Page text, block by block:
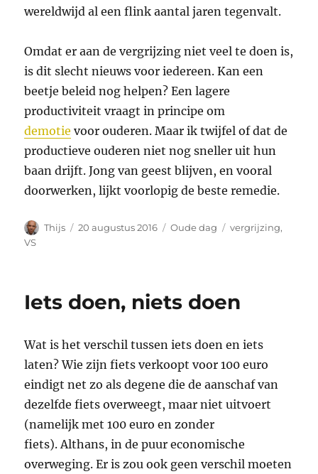
wereldwijd al een flink aantal jaren tegenvalt.
Omdat er aan de vergrijzing niet veel te doen is,
is dit slecht nieuws voor iedereen. Kan een
beetje beleid nog helpen? Een lagere
productiviteit vraagt in principe om
demotie voor ouderen. Maar ik twijfel of dat de
productieve ouderen niet nog sneller uit hun
baan drijft. Jong van geest blijven, en vooral
doorwerken, lijkt voorlopig de beste remedie.
Auteur
Thijs
Geplaatst
20 augustus 2016 Categorieën
Oude dag Tags
vergrijzing,
VS
Iets doen, niets doen
Wat is het verschil tussen iets doen en iets
laten? Wie zijn fiets verkoopt voor 100 euro
eindigt net zo als degene die de aanschaf van
dezelfde fiets overweegt, maar niet uitvoert
(namelijk met 100 euro en zonder
fiets). Althans, in de puur economische
overweging. Er is zou ook geen verschil moeten